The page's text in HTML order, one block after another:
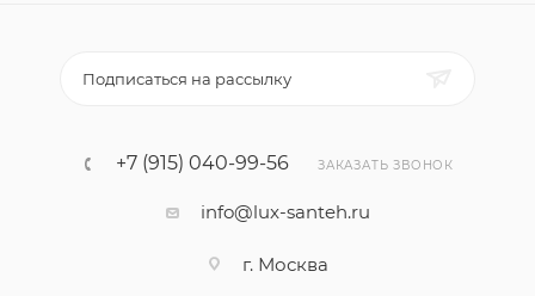
Подписаться на рассылку
+7 (915) 040-99-56 ЗАКАЗАТЬ ЗВОНОК
info@lux-santeh.ru
г. Москва